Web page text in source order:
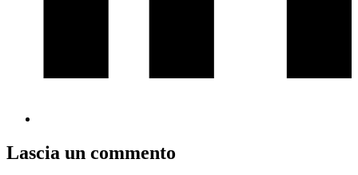
Lascia un commento